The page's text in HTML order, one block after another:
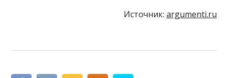
Источник: argumenti.ru